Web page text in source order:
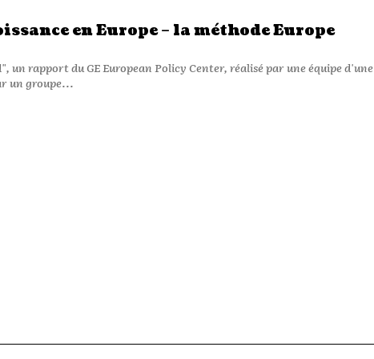
en Europe – la méthode Europe
un rapport du GE European Policy Center, réalisé par une équipe d'une
un groupe...